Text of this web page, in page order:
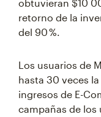
obtuvieran $10
retorno de la
del 90 %.
Los usuarios de
hasta 30 veces
ingresos de E-
campañas de los